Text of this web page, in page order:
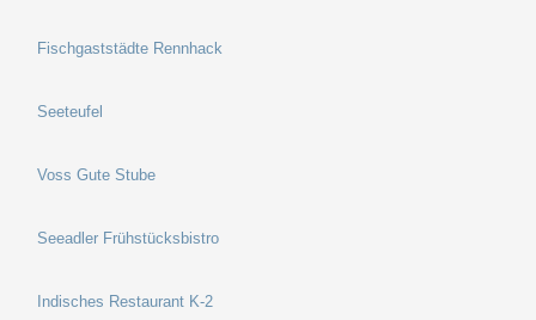
Fischgaststädte Rennhack
Seeteufel
Voss Gute Stube
Seeadler Frühstücksbistro
Indisches Restaurant K-2